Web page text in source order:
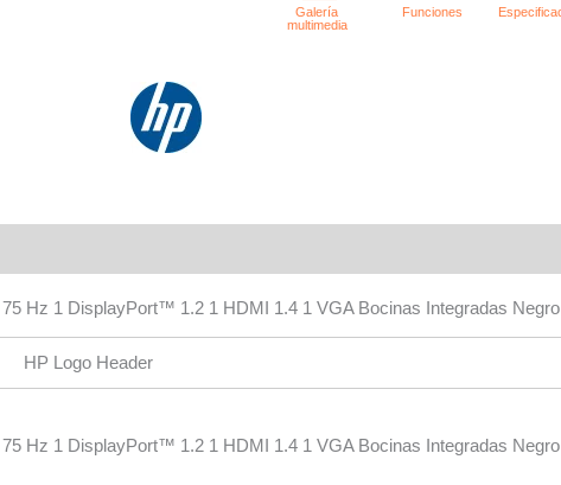
Hz 1 DisplayPort™ 1.2 1 HDMI 1.4 1 VGA Bocinas Integradas Negro
Hz 1 DisplayPort™ 1.2 1 HDMI 1.4 1 VGA Bocinas Integradas Negro